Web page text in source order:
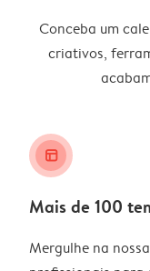
Conceba um
criativos,
layout_alt
Mais de 100
Mergulhe na